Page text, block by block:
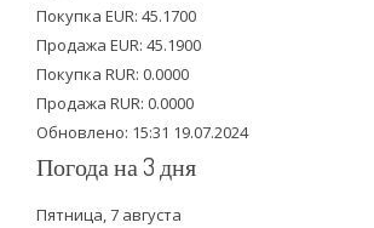
e
r
o
o
k
b
e
Покупка EUR: 45.1700
Продажа EUR: 45.1900
Покупка RUR: 0.0000
Продажа RUR: 0.0000
Обновлено: 15:31 19.07.2024
Погода на 3 дня
Пятница, 7 августа